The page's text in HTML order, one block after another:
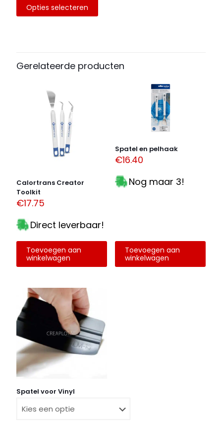
Opties selecteren
optie
productpagina
Gerelateerde producten
Calortrans Creator
Toolkit
€17.75
Direct leverbaar!
Toevoegen aan
winkelwagen
Spatel en pelhaak
€16.40
Nog maar 3!
Toevoegen aan
winkelwagen
Spatel voor Vinyl